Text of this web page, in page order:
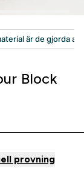
Block
provning